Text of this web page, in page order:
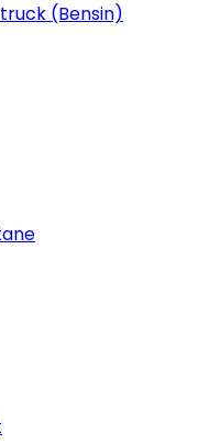
(Bensin)